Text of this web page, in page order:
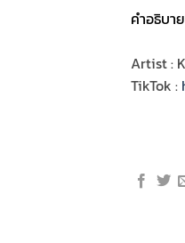
คำอธิบา
Artist :
TikTok :